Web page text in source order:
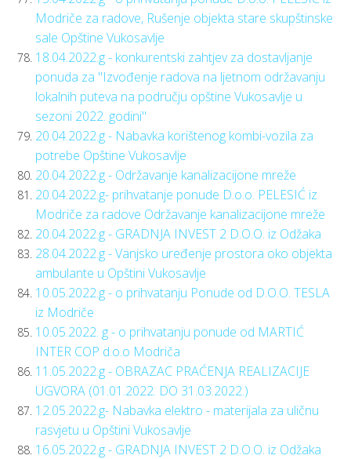
Modriče za radove, Rušenje objekta stare skupštinske
sale Opštine Vukosavlje
18.04.2022.g - konkurentski zahtjev za dostavljanje
ponuda za "Izvođenje radova na ljetnom održavanju
lokalnih puteva na području opštine Vukosavlje u
sezoni 2022. godini"
20.04.2022.g - Nabavka korištenog kombi-vozila za
potrebe Opštine Vukosavlje
20.04.2022.g - Održavanje kanalizacijone mreže
20.04.2022.g- prihvatanje ponude D.o.o. PELESIĆ iz
Modriče za radove Održavanje kanalizacijone mreže
20.04.2022.g - GRADNJA INVEST 2 D.O.O. iz Odžaka
28.04.2022.g - Vanjsko uređenje prostora oko objekta
ambulante u Opštini Vukosavlje
10.05.2022.g - o prihvatanju Ponude od D.O.O. TESLA
iz Modriče
10.05.2022. g - o prihvatanju ponude od MARTIĆ
INTER COP d.o.o Modriča
11.05.2022.g - OBRAZAC PRAĆENJA REALIZACIJE
UGVORA (01.01.2022. DO 31.03.2022.)
12.05.2022.g- Nabavka elektro - materijala za uličnu
rasvjetu u Opštini Vukosavlje
16.05.2022.g - GRADNJA INVEST 2 D.O.O. iz Odžaka